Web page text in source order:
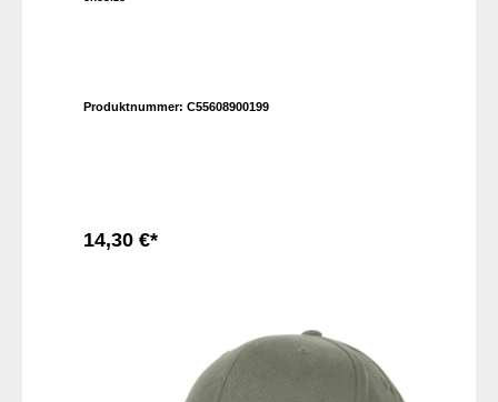
Produktnummer: C55608900199
14,30 €*